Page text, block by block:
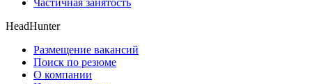
HeadHunter
Размещение вакансий
Поиск по резюме
О компании